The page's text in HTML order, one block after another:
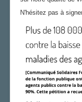
N'hésitez pas à